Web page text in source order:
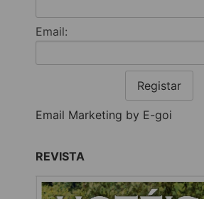
Email:
Registar
Email Marketing by E-goi
REVISTA